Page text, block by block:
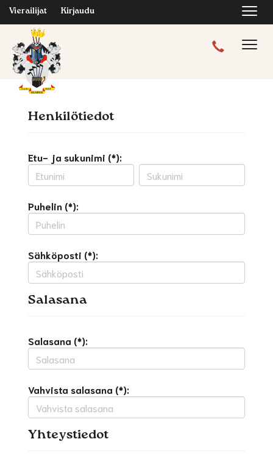
Vierailijat Kirjaudu
Henkilötiedot
Etu- ja sukunimi (*):
Puhelin (*):
Sähköposti (*):
Salasana
Salasana (*):
Vahvista salasana (*):
Yhteystiedot